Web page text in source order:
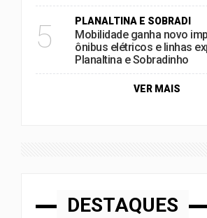
5 PLANALTINA E SOBRADI
Mobilidade ganha novo
ônibus elétricos e linhas
Planaltina e Sobradinho
VER MAIS
DESTAQUES